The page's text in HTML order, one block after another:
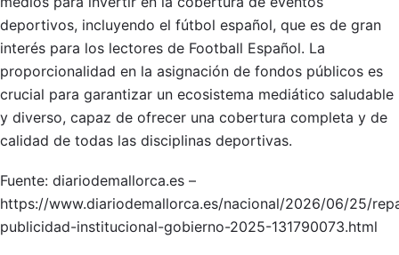
deportivos, incluyendo el fútbol español, que es de gran
interés para los lectores de Football Español. La
proporcionalidad en la asignación de fondos públicos es
crucial para garantizar un ecosistema mediático saludable
y diverso, capaz de ofrecer una cobertura completa y de
calidad de todas las disciplinas deportivas.
Fuente: diariodemallorca.es –
https://www.diariodemallorca.es/nacional/2026/06/25/
publicidad-institucional-gobierno-2025-131790073.html